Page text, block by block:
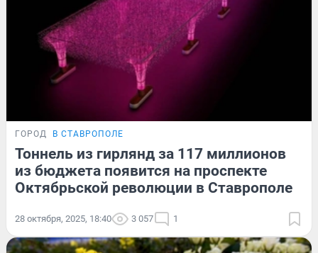
ГОРОД В СТАВРОПОЛЕ
Тоннель из гирлянд за 117 миллионов
из бюджета появится на проспекте
Октябрьской революции в Ставрополе
28 октября, 2025, 18:40 3 057 1